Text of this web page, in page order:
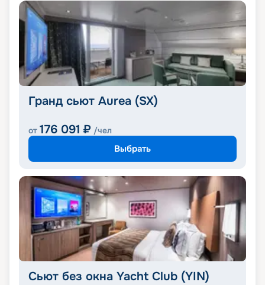
Гранд сьют Aurea (SX)
от 176 091 ₽ /чел
Выбрать
Сьют без окна Yacht Club (YIN)